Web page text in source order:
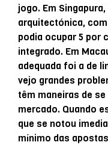
jogo. Em
arquitectónica,
podia ocupar 5 por
integrado. Em
adequada foi a de
vejo grandes
têm maneiras de
mercado. Quando
que se notou
mínimo das